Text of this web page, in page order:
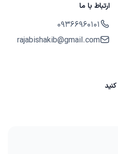
ارتباط با ما
09366960101
rajabishakib@gmail.com